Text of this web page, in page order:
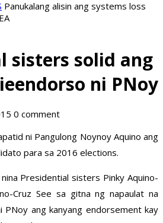
Panukalang alisin ang systems loss
sisters solid ang
ni PNoy
0 comment
ni Pangulong Noynoy Aquino ang
para sa 2016 elections.
Presidential sisters Pinky Aquino-
Cruz See sa gitna ng napaulat na
PNoy ang kanyang endorsement kay